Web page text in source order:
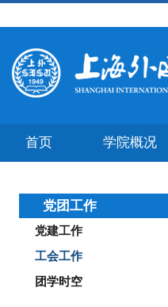
首页 学院概况
党团工作
党建工作
工会工作
团学时空